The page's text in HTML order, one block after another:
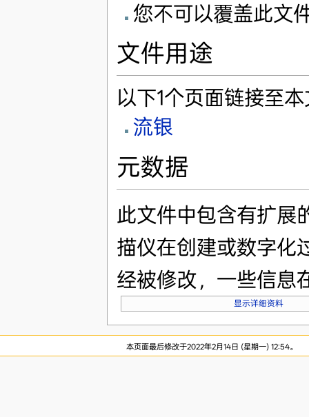
您不可以覆盖此文
文件用途
以下1个页面链接至
流银
元数据
此文件中包含有扩展
描仪在创建或数字化
经被修改，一些信息
显示详细资料
本页面最后修改于2022年2月14日 (星期一) 12:54。